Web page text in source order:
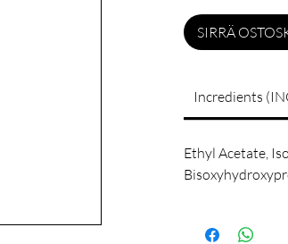
SIRRÄ
Incredients
Ethyl Acetate,